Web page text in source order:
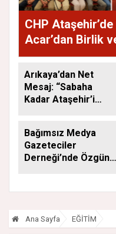
CHP
Acar’dan Birlik
Arıkaya’dan Net
Mesaj: “Sabaha
Kadar Ataşehir’i
Bağımsız Medya
Gazeteciler
Derneği’nde Özgün
Ana Sayfa EĞİTİM